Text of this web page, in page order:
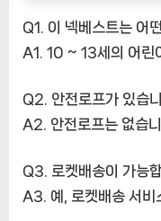
Q1. 이 넥베스트는 어
A1. 10 ~ 13세의 어린
Q2. 안전로프가 있습
A2. 안전로프는 없습
Q3. 로켓배송이 가능
A3. 예, 로켓배송 서비